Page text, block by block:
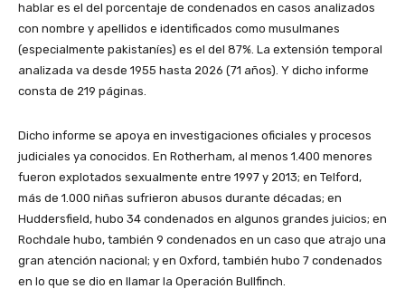
hablar es el del porcentaje de condenados en casos analizados
con nombre y apellidos e identificados como musulmanes
(especialmente pakistaníes) es el del 87%. La extensión temporal
analizada va desde 1955 hasta 2026 (71 años). Y dicho informe
consta de 219 páginas.
Dicho informe se apoya en investigaciones oficiales y procesos
judiciales ya conocidos. En Rotherham, al menos 1.400 menores
fueron explotados sexualmente entre 1997 y 2013; en Telford,
más de 1.000 niñas sufrieron abusos durante décadas; en
Huddersfield, hubo 34 condenados en algunos grandes juicios; en
Rochdale hubo, también 9 condenados en un caso que atrajo una
gran atención nacional; y en Oxford, también hubo 7 condenados
en lo que se dio en llamar la Operación Bullfinch.